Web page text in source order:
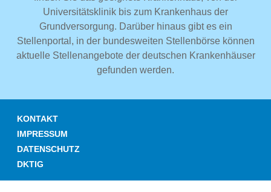
Universitätsklinik bis zum Krankenhaus der
Grundversorgung. Darüber hinaus gibt es ein
Stellenportal, in der bundesweiten Stellenbörse können
aktuelle Stellenangebote der deutschen Krankenhäuser
gefunden werden.
KONTAKT
IMPRESSUM
DATENSCHUTZ
DKTIG